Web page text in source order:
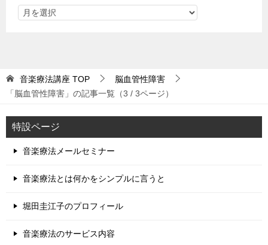
音楽療法講座 TOP
脳血管性障害
「脳血管性障害」の記事一覧（3 / 3ページ）
特設ページ
音楽療法メールセミナー
音楽療法とは何かをシンプルに言うと
堀田圭江子のプロフィール
音楽療法のサービス内容